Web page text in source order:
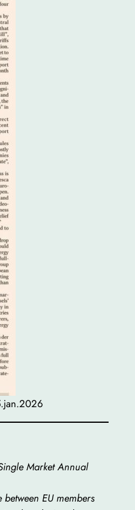
Market Annual
between EU members